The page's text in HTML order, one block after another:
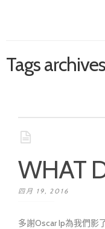
Tags
WHAT
四月 19, 2016
多謝Oscar Ip為我們影